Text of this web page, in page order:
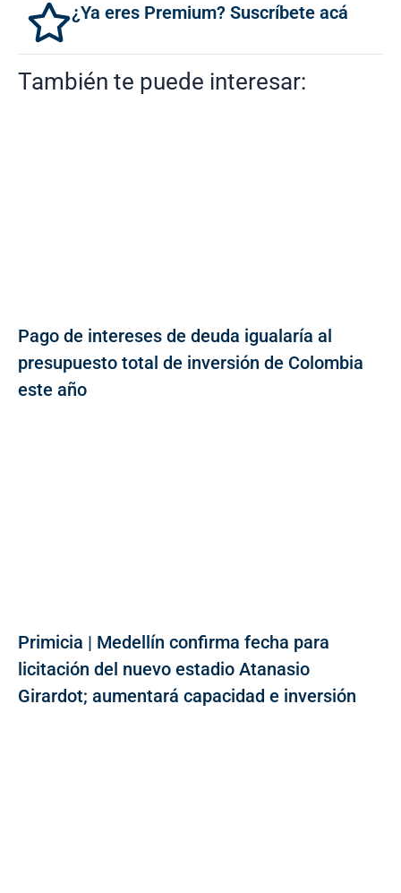
¿Ya eres Premium? Suscríbete acá
También te puede interesar:
Pago de intereses de deuda igualaría al
presupuesto total de inversión de Colombia
este año
Primicia | Medellín confirma fecha para
licitación del nuevo estadio Atanasio
Girardot; aumentará capacidad e inversión